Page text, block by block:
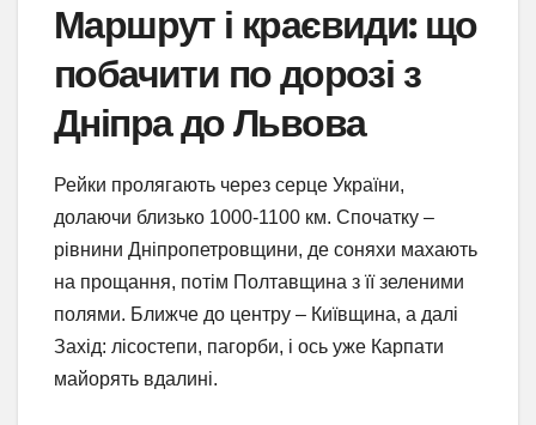
Маршрут і краєвиди: що
побачити по дорозі з
Дніпра до Львова
Рейки пролягають через серце України,
долаючи близько 1000-1100 км. Спочатку –
рівнини Дніпропетровщини, де соняхи махають
на прощання, потім Полтавщина з її зеленими
полями. Ближче до центру – Київщина, а далі
Захід: лісостепи, пагорби, і ось уже Карпати
майорять вдалині.